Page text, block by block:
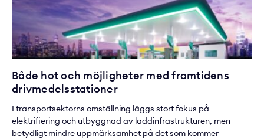
Både hot och möjligheter med framtidens
drivmedelsstationer
I transportsektorns omställning läggs stort fokus på
elektrifiering och utbyggnad av laddinfrastrukturen, men
betydligt mindre uppmärksamhet på det som kommer